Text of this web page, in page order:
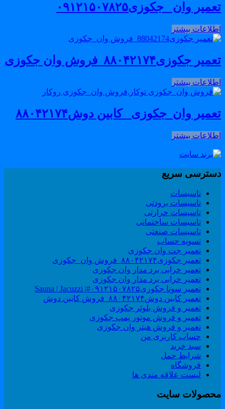
وان _جکوزی۰۹۱۲۱۵۰۷۸۲۵
بیشتر
جکوزی۸۸۰۴۲۱۷۴_فروش وان جکوزی
بیشتر
وان_جکوزی_ کابین دوش۸۸۰۴۲۱۷۴
بیشتر
سریع
تاسیسات
تاسیسات برودتی
تاسیسات حرارتی
تاسیسات ساختمانی
تاسیسات صنعتی
تسویه حساب
تعمیر جت وان جکوزی
تعمیر جکوزی۸۸۰۴۲۱۷۴_فروش وان_جکوزی
تعمیر خرابی برد مدار وان جکوزی
تعمیر خرابی برد مدار وان جکوزی
تعمیر سونا جکوزی۰۹۱۲۱۵۰۷۸۲۵#| Sauna | Jacuzzi
تعمیر کابین دوش۸۸۰۴۲۱۷۴_فروش کابین دوش
تعمیر و فروش بلوئر جکوزی
تعمیر و فروش موتور پمپ جکوزی
تعمیر و فروش هیتر وان جکوزی
حساب کاربری من
سبد خرید
شرایط حمل
فروشگاه
لیست علاقه مندی ها
سایت